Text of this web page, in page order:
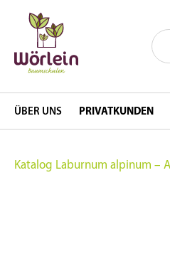
ÜBER UNS PRIVATKUNDEN
Katalog Laburnum alpinum –